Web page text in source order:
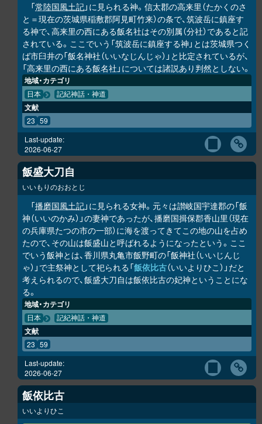
「常陸国風土記」に見られる神。信太郡の高来里（たかくのさ
と＝現在の茨城県稲敷郡阿見町竹来）の条で、筑波岳に鎮座す
る神で、高来里の西にある飯名社はその別属（分社）であると記
されている。ここでいう「筑波岳に鎮座する神」とは茨城県つく
ば市臼井の「飯名神社（いいなじんじゃ）」と比定されているが、
「高来里の西にある飯名社」については諸説あり判然としない。
地域・カテゴリ
日本 記紀神話・神道
文献
23 59
Last-update:
2026-06-27
飯盛大刀自
いいもりのおおとじ
「播磨国風土記」に見られる女神。元々は讃岐国宇達郡の「飯
神（いいのかみ）」の妻神であったが、播磨国揖保郡香山里（現在
の兵庫県たつの市の一部）に海を渡ってきてこの地の山を占め
たので、その山は飯盛山と呼ばれるようになったという。ここ
でいう飯神とは、香川県丸亀市飯野町の「飯神社（いいじんじ
ゃ）」で主祭神として祀られる「飯依比古（いいよりひこ）」だと
考えられるので、飯盛大刀自は飯依比古の妃神ということにな
る。
地域・カテゴリ
日本 記紀神話・神道
文献
23 59
Last-update:
2026-06-27
飯依比古
いいよりひこ